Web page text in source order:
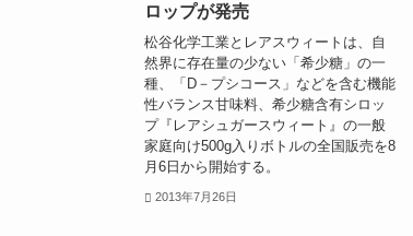
ロップが発売
松谷化学工業とレアスウィートは、自
然界に存在量の少ない「希少糖」の一
種、「D－プシコース」などを含む機能
性バランス甘味料、希少糖含有シロッ
プ『レアシュガースウィート』の一般
家庭向け500g入りボトルの全国販売を8
月6日から開始する。
2013年7月26日